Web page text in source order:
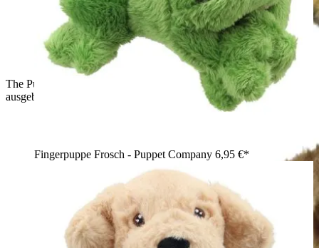
The Puppet Company Baby-Handpuppe Eule, Frontansicht mit
ausgebreiteten Flügeln und gepunktetem Federkleid
Fingerpuppe Frosch - Puppet Company 6,95 €*